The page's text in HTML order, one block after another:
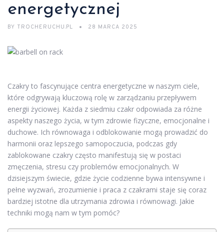
energetycznej
BY TROCHERUCHU.PL 28 MARCA 2025
Czakry to fascynujące centra energetyczne w naszym ciele,
które odgrywają kluczową rolę w zarządzaniu przepływem
energii życiowej. Każda z siedmiu czakr odpowiada za różne
aspekty naszego życia, w tym zdrowie fizyczne, emocjonalne i
duchowe. Ich równowaga i odblokowanie mogą prowadzić do
harmonii oraz lepszego samopoczucia, podczas gdy
zablokowane czakry często manifestują się w postaci
zmęczenia, stresu czy problemów emocjonalnych. W
dzisiejszym świecie, gdzie życie codzienne bywa intensywne i
pełne wyzwań, zrozumienie i praca z czakrami staje się coraz
bardziej istotne dla utrzymania zdrowia i równowagi. Jakie
techniki mogą nam w tym pomóc?